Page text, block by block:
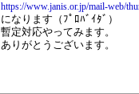
https://www.janis.or.jp/mail-web/
になります（ﾌﾟﾛﾊﾞｲﾀﾞ）
暫定対応やってみます。
ありがとうございます。